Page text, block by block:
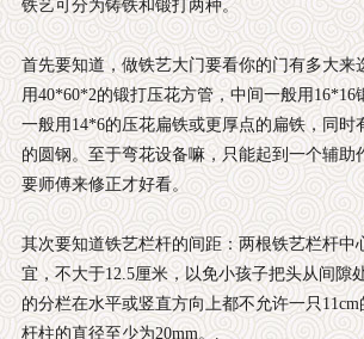
铁艺可分为铸铁和锻打两种。
首先要知道，做铁艺大门要看你的门有多大来
用40*60*2的锻打压花方管，中间一般用16*16
一般用14*6的压花扁铁或更厚点的扁铁，同时
的圆钢。至于弯花设备嘛，只能起到一个辅助
要师傅来修正才好看。
其次要知道铁艺栏杆的间距：两根铁艺栏杆中
宜，不大于12.5厘米，以免小孩子把头从间隙
的分栏在水平或竖直方向上都不允许一只
杆柱的直径至少为20mm。.